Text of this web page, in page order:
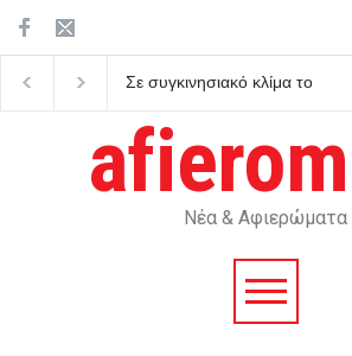
Σε συγκινησιακό κλίμα το
Νέα & Αφιερώματα